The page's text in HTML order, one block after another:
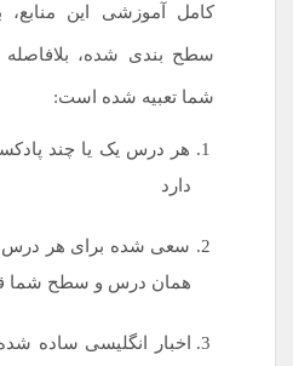
کامل آموزشی این
سطح بندی شده،
شما تعبیه شده است:
هر درس یک یا چند
دارد
سعی شده برای هر درس
همان درس و سطح شما
اخبار انگلیسی ساده